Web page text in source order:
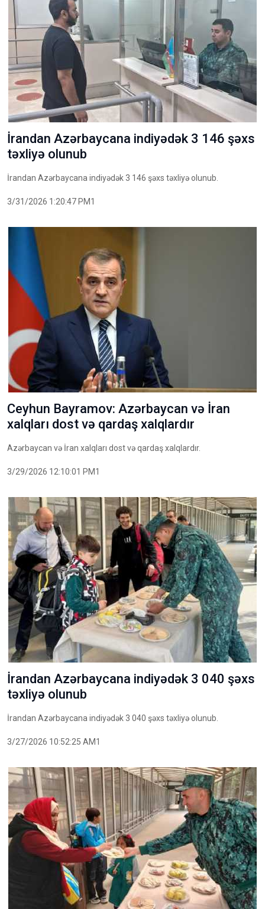
İrandan Azərbaycana indiyədək 3 146 şəxs
təxliyə olunub
İrandan Azərbaycana indiyədək 3 146 şəxs təxliyə olunub.
3/31/2026 1:20:47 PM1
Ceyhun Bayramov: Azərbaycan və İran
xalqları dost və qardaş xalqlardır
Azərbaycan və İran xalqları dost və qardaş xalqlardır.
3/29/2026 12:10:01 PM1
İrandan Azərbaycana indiyədək 3 040 şəxs
təxliyə olunub
İrandan Azərbaycana indiyədək 3 040 şəxs təxliyə olunub.
3/27/2026 10:52:25 AM1